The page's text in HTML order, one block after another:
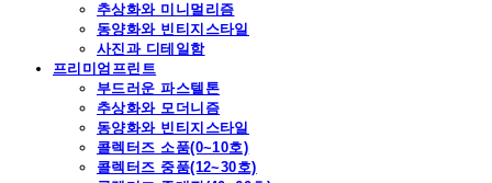
추상화와 미니멀리즘
동양화와 빈티지스타일
사진과 디테일함
프리미엄프린트
부드러운 파스텔톤
추상화와 모더니즘
동양화와 빈티지스타일
콜렉터즈 소품(0~10호)
콜렉터즈 중품(12~30호)